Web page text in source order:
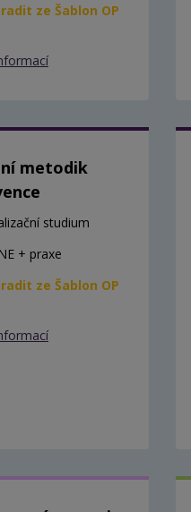
ze Šablon OP
metodik
studium
+ praxe
ze Šablon OP